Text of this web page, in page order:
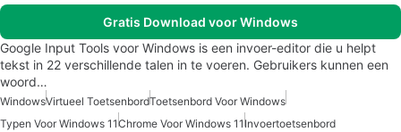
Gratis Download voor Windows
Google Input Tools voor Windows is een invoer-editor die u helpt
tekst in 22 verschillende talen in te voeren. Gebruikers kunnen een
woord…
WindowsVirtueel ToetsenbordToetsenbord Voor Windows
Typen Voor Windows 11Chrome Voor Windows 11Invoertoetsenbord